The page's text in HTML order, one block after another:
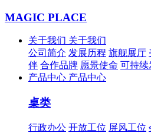
MAGIC PLACE
关于我们 关于我们
公司简介 发展历程 旗舰展厅
伴 合作品牌 愿景使命 可持续
产品中心 产品中心
桌类
行政办公 开放工位 屏风工位